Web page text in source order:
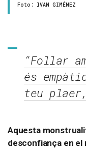
Foto: IVAN GIMÉNEZ
“Follar
és
teu
Aquesta
desconfiança en el